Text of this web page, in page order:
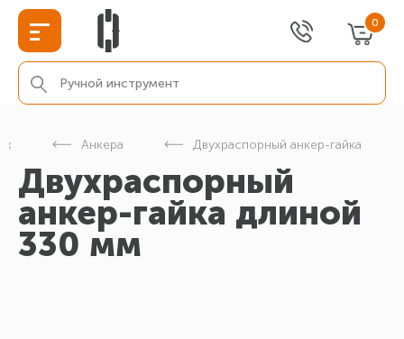
0
Анкера Двухраспорный анкер-гайка
Двухраспорный
анкер-гайка длиной
330 мм